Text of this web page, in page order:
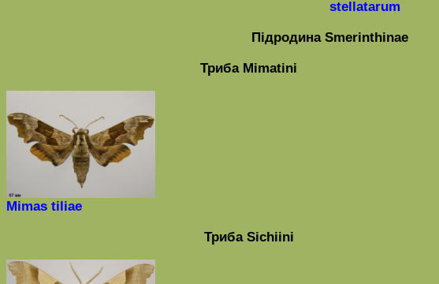
stellatarum
ПідродинаSmerinthinae
Триба Mimatini
Mimas tiliae
Триба Sichiini